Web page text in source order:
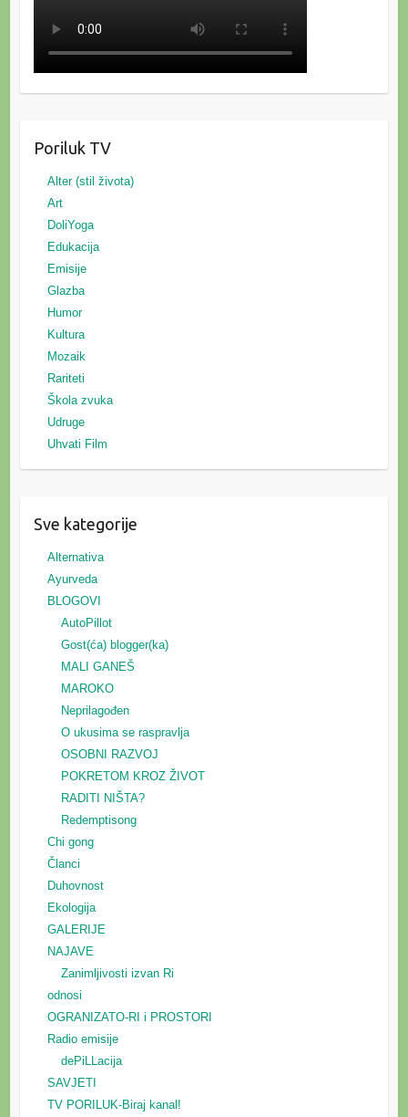
Poriluk TV
Alter (stil života)
Art
DoliYoga
Edukacija
Emisije
Glazba
Humor
Kultura
Mozaik
Rariteti
Škola zvuka
Udruge
Uhvati Film
Sve kategorije
Alternativa
Ayurveda
BLOGOVI
AutoPillot
Gost(ća) blogger(ka)
MALI GANEŠ
MAROKO
Neprilagođen
O ukusima se raspravlja
OSOBNI RAZVOJ
POKRETOM KROZ ŽIVOT
RADITI NIŠTA?
Redemptisong
Chi gong
Članci
Duhovnost
Ekologija
GALERIJE
NAJAVE
Zanimljivosti izvan Ri
odnosi
OGRANIZATO-RI i PROSTORI
Radio emisije
dePiLLacija
SAVJETI
TV PORILUK-Biraj kanal!